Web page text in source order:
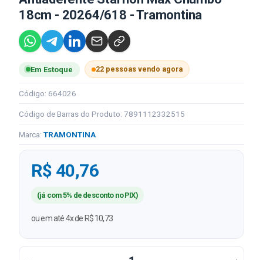
18cm - 20264/618 - Tramontina
Em Estoque 22 pessoas vendo agora
Código: 664026
Código de Barras do Produto: 7891112332515
Marca: TRAMONTINA
R$ 40,76
(já com 5% de desconto no PIX)
ou em até 4x de R$ 10,73